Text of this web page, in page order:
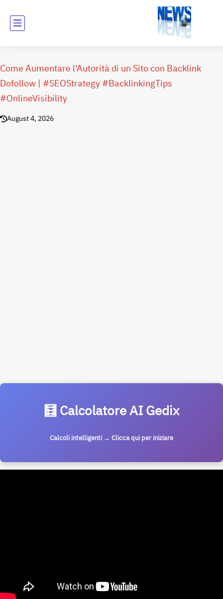
Come Aumentare l'Autorità di un Sito con Backlink
Dofollow | #SEOStrategy #BacklinkingTips
#OnlineVisibility
August 4, 2026
🧮 Calcolatore AI Gedix
Calcoli intelligenti → Clicca qui per iniziare